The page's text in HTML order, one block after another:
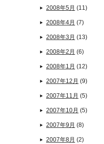
2008年5月 (11)
2008年4月 (7)
2008年3月 (13)
2008年2月 (6)
2008年1月 (12)
2007年12月 (9)
2007年11月 (5)
2007年10月 (5)
2007年9月 (8)
2007年8月 (2)